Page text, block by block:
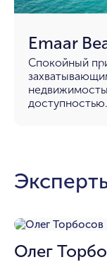
Emaar
Спокойный
доступностью.
Олег